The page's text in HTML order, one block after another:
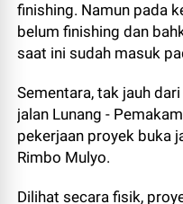
finishing. Namun pada
belum finishing dan
saat ini sudah masuk
Sementara, tak jauh
jalan Lunang -
pekerjaan proyek buka
Rimbo Mulyo.
Dilihat secara fisik,